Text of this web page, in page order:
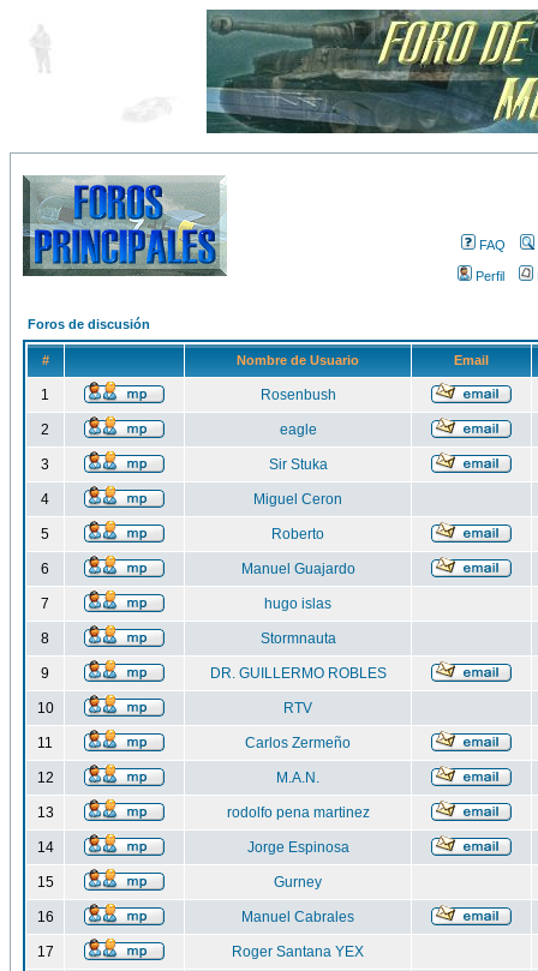
FAQ
Perfil
Foros de discusión
# Nombre de Usuario Email
1 Rosenbush
2 eagle
3 Sir Stuka
4 Miguel Ceron
5 Roberto
6 Manuel Guajardo
7 hugo islas
8 Stormnauta
9 DR. GUILLERMO ROBLES
10 RTV
11 Carlos Zermeño
12 M.A.N.
13 rodolfo pena martinez
14 Jorge Espinosa
15 Gurney
16 Manuel Cabrales
17 Roger Santana YEX